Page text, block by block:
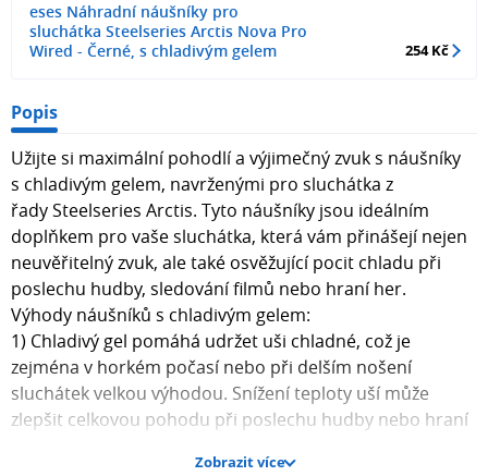
eses Náhradní náušníky pro
sluchátka Steelseries Arctis Nova Pro
Wired - Černé, s chladivým gelem
254 Kč
Popis
Užijte si maximální pohodlí a výjimečný zvuk s náušníky
s chladivým gelem, navrženými pro sluchátka z
řady Steelseries Arctis. Tyto náušníky jsou ideálním
doplňkem pro vaše sluchátka, která vám přinášejí nejen
neuvěřitelný zvuk, ale také osvěžující pocit chladu při
poslechu hudby, sledování filmů nebo hraní her.
Výhody náušníků s chladivým gelem:
1) Chladivý gel pomáhá udržet uši chladné, což je
zejména v horkém počasí nebo při delším nošení
sluchátek velkou výhodou. Snížení teploty uší může
zlepšit celkovou pohodu při poslechu hudby nebo hraní
Zobrazit více